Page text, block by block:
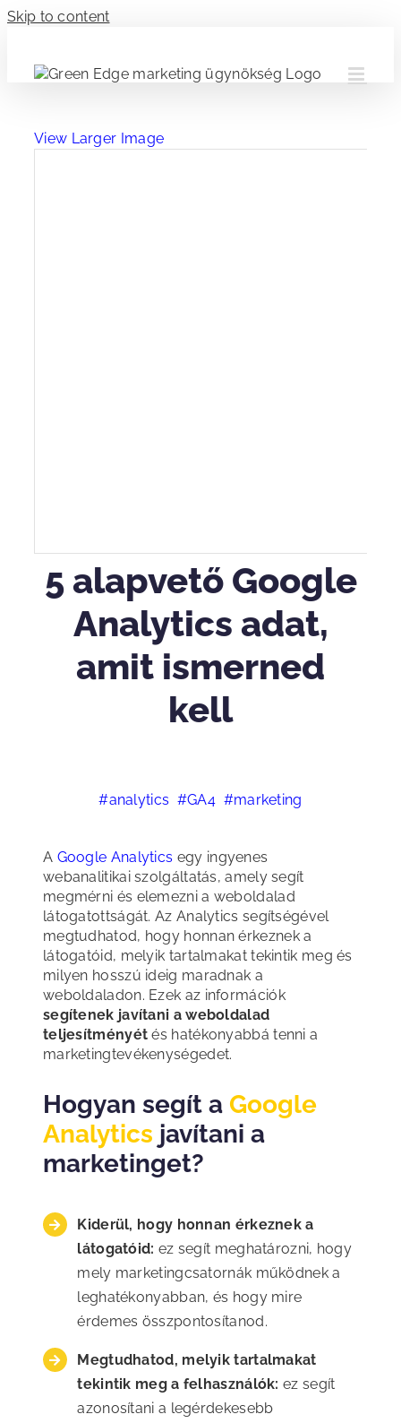
Skip to content
View Larger Image
5 alapvető Google
Analytics adat,
amit ismerned
kell
#analytics #GA4 #marketing
A Google Analytics egy ingyenes
webanalitikai szolgáltatás, amely segít
megmérni és elemezni a weboldalad
látogatottságát. Az Analytics segítségével
megtudhatod, hogy honnan érkeznek a
látogatóid, melyik tartalmakat tekintik meg és
milyen hosszú ideig maradnak a
weboldaladon. Ezek az információk
segítenek javítani a weboldalad
teljesítményét és hatékonyabbá tenni a
marketingtevékenységedet.
Hogyan segít a Google
Analytics javítani a
marketinget?
Kiderül, hogy honnan érkeznek a
látogatóid: ez segít meghatározni, hogy
mely marketingcsatornák működnek a
leghatékonyabban, és hogy mire
érdemes összpontosítanod.
Megtudhatod, melyik tartalmakat
tekintik meg a felhasználók: ez segít
azonosítani a legérdekesebb